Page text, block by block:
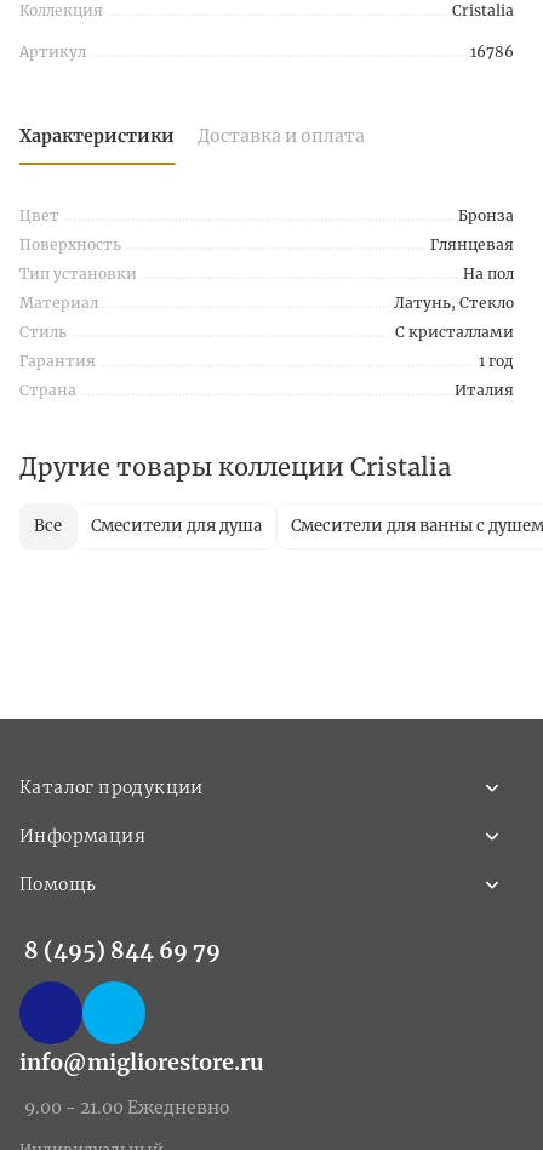
Коллекция Cristalia
Артикул 16786
Характеристики Доставка и оплата
Цвет
Бронза
Поверхность
Глянцевая
Тип установки
На пол
Материал
Латунь, Стекло
Стиль
С кристаллами
Гарантия
1 год
Страна
Италия
Другие товары коллеции Cristalia
Все Смесители для душа Смесители для ванны с душем
Каталог продукции
Информация
Помощь
8 (495) 844 69 79
info@migliorestore.ru
9.00 - 21.00 Ежедневно